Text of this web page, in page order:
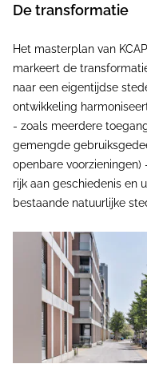
De transformatie
Het masterplan van
markeert de
naar een eigentijdse
ontwikkeling
- zoals meerdere
gemengde
openbare
rijk aan geschiedenis en
bestaande natuurlijke